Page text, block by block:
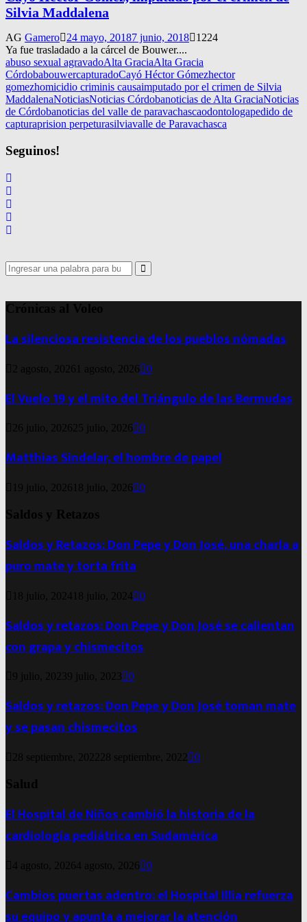
Silvia Maddalena
AG Gamero 24 mayo, 20187 junio, 2018
1224
Ya fue trasladado a la cárcel de Bouwer....
abuso sexual agravadoAlta GraciaAlta Gracia
CórdobabouwercapturadoCayó Héctor Gómezhector
gomezhomicidio criminis causaimputado por el crimen de Silvia
MaddalenaNoticiasNoticias Córdobanoticias de Alta GraciaNoticias
de Córdobanoticias del valle de paravachascaodontologapedido de
capturaprision perpeturasilviavalle de Paravachasca
Seguinos!
Search
for:
Search
Crónicas al Voleo
La silenciosa resistencia de los pueblos nómadas
2 agosto, 2026 1 agosto, 2026 0
El Vuelo 19 y el mito del Triángulo de las Bermudas
26 julio, 2026 25 julio, 2026 0
Matthias Sindelar, el hombre de papel
19 julio, 2026 18 julio, 2026 0
Saldos y Retazos
Saldos y Retazos: Don Pepe y Don José, una charla a
puro mate y torta frita
18 julio, 2024 18 julio, 2024 0
Saldos y retazos: Don Pepe y Don José se calientan
con grapa y chismecitos
9 julio, 20239 julio, 2023 0
Saldos y retazos: Don Pepe y Don José toman mate
y se pasan chismecitos
28 septiembre, 2022 28 septiembre, 2022 0
Salud
El Hospital de Niños cambió la historia de la
cardiología pediátrica en Sudamérica
4 agosto, 20264 agosto, 2026 0
Cambios puertas adentro: el Hospital Illia refuerza
su equipo y apunta a mejorar la atención